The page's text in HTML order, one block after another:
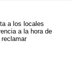
a los locales
a la hora de